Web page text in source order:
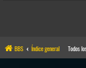
BBS Índice general Todos